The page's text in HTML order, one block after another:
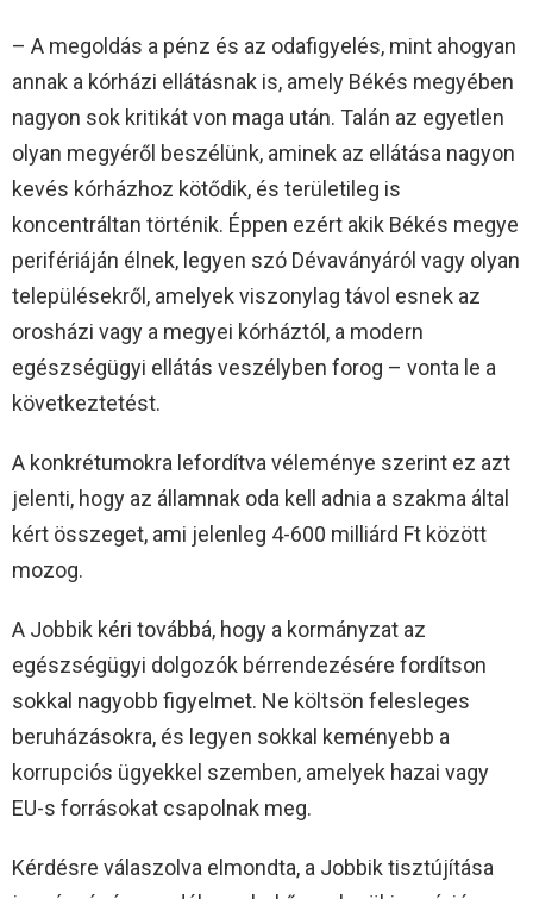
– A megoldás a pénz és az odafigyelés, mint ahogyan
annak a kórházi ellátásnak is, amely Békés megyében
nagyon sok kritikát von maga után. Talán az egyetlen
olyan megyéről beszélünk, aminek az ellátása nagyon
kevés kórházhoz kötődik, és területileg is
koncentráltan történik. Éppen ezért akik Békés megye
perifériáján élnek, legyen szó Dévaványáról vagy olyan
településekről, amelyek viszonylag távol esnek az
orosházi vagy a megyei kórháztól, a modern
egészségügyi ellátás veszélyben forog – vonta le a
következtetést.
A konkrétumokra lefordítva véleménye szerint ez azt
jelenti, hogy az államnak oda kell adnia a szakma által
kért összeget, ami jelenleg 4-600 milliárd Ft között
mozog.
A Jobbik kéri továbbá, hogy a kormányzat az
egészségügyi dolgozók bérrendezésére fordítson
sokkal nagyobb figyelmet. Ne költsön felesleges
beruházásokra, és legyen sokkal keményebb a
korrupciós ügyekkel szemben, amelyek hazai vagy
EU-s forrásokat csapolnak meg.
Kérdésre válaszolva elmondta, a Jobbik tisztújítása